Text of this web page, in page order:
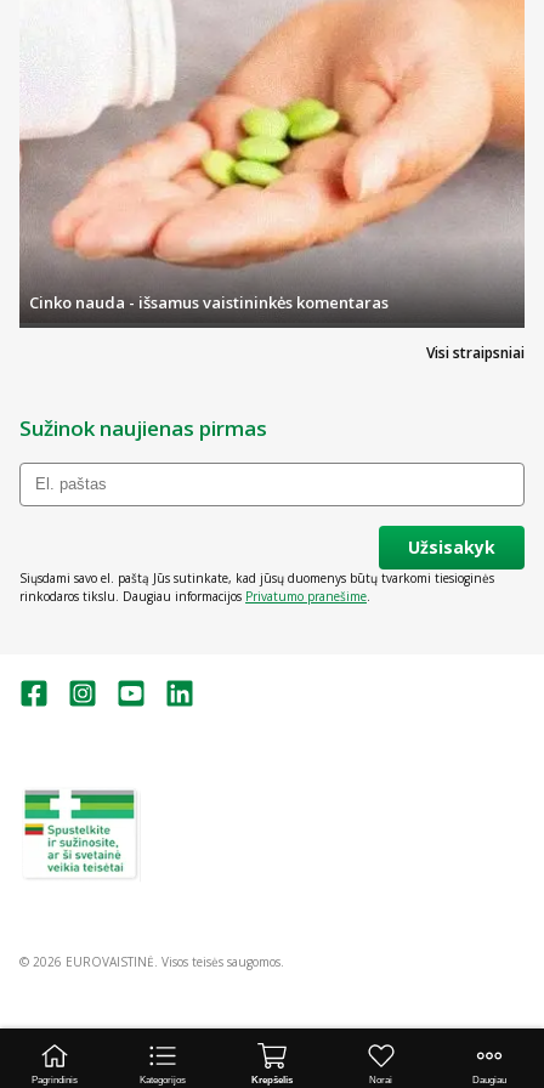
Visi straipsniai
Cinko nauda - išsamus vaistininkės komentaras
Sužinok naujienas pirmas
Užsisakyk
Siųsdami savo el. paštą Jūs sutinkate, kad jūsų duomenys būtų tvarkomi tiesioginės
rinkodaros tikslu. Daugiau informacijos Privatumo pranešime.
© 2026 EUROVAISTINĖ. Visos teisės saugomos.
Pagrindinis Kategorijos Krepšelis Norai Daugiau